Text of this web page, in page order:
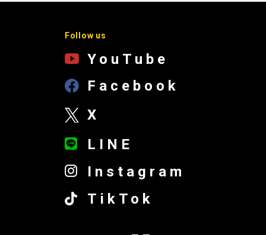
Follow us
YouTube
Facebook
X
LINE
Instagram
TikTok